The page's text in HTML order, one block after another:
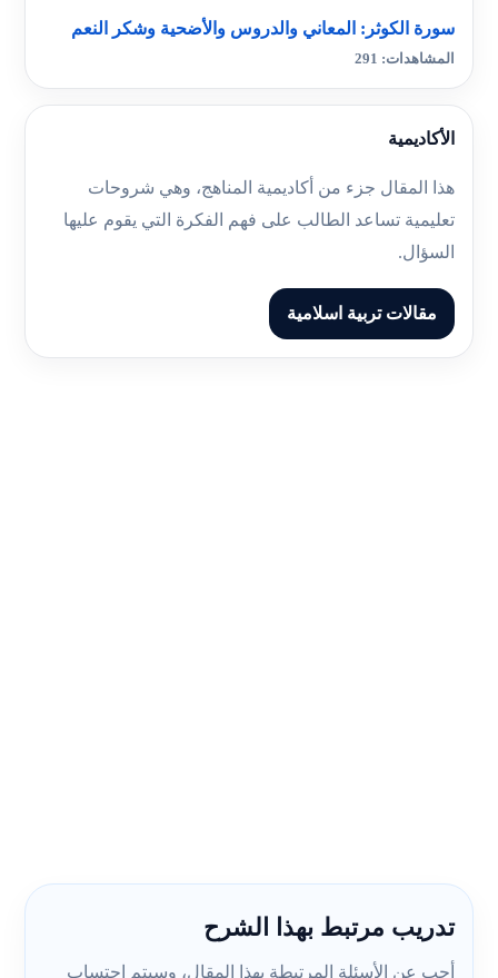
سورة الكوثر: المعاني والدروس والأضحية وشكر النعم
المشاهدات: 291
الأكاديمية
هذا المقال جزء من أكاديمية المناهج، وهي شروحات
تعليمية تساعد الطالب على فهم الفكرة التي يقوم عليها
السؤال.
مقالات تربية اسلامية
تدريب مرتبط بهذا الشرح
أجب عن الأسئلة المرتبطة بهذا المقال، وسيتم احتساب